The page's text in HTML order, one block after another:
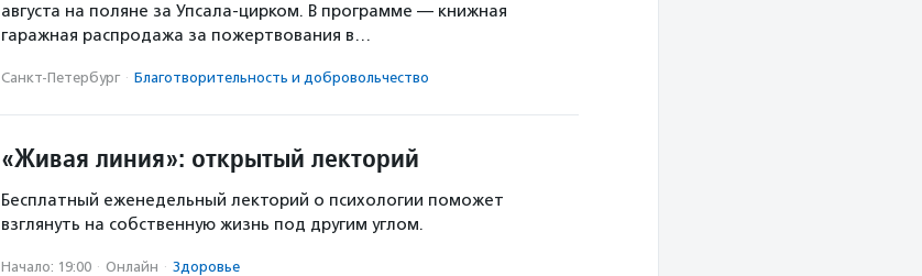
августа на поляне за Упсала-цирком. В программе — книжная
гаражная распродажа за пожертвования в…
Санкт-Петербург · Благотвори­тель­ность и доброволь­чест­во
«Живая линия»: открытый лекторий
Бесплатный еженедельный лекторий о психологии поможет
взглянуть на собственную жизнь под другим углом.
Начало: 19:00 · Онлайн · Здоровье